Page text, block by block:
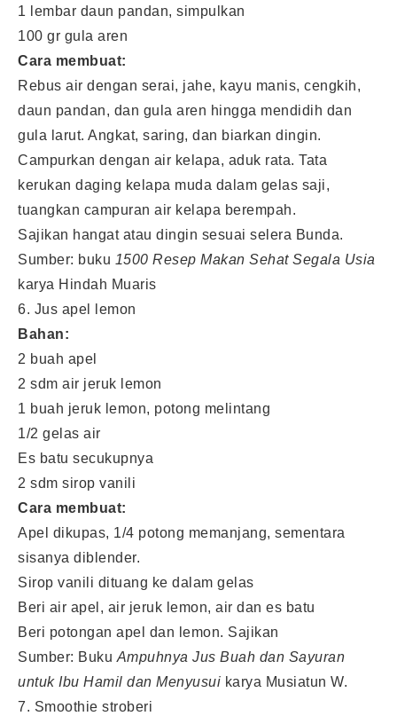
1 lembar daun pandan, simpulkan
100 gr gula aren
Cara membuat:
Rebus air dengan serai, jahe, kayu manis, cengkih,
daun pandan, dan gula aren hingga mendidih dan
gula larut. Angkat, saring, dan biarkan dingin.
Campurkan dengan air kelapa, aduk rata. Tata
kerukan daging kelapa muda dalam gelas saji,
tuangkan campuran air kelapa berempah.
Sajikan hangat atau dingin sesuai selera Bunda.
Sumber: buku 1500 Resep Makan Sehat Segala Usia
karya Hindah Muaris
6. Jus apel lemon
Bahan:
2 buah apel
2 sdm air jeruk lemon
1 buah jeruk lemon, potong melintang
1/2 gelas air
Es batu secukupnya
2 sdm sirop vanili
Cara membuat:
Apel dikupas, 1/4 potong memanjang, sementara
sisanya diblender.
Sirop vanili dituang ke dalam gelas
Beri air apel, air jeruk lemon, air dan es batu
Beri potongan apel dan lemon. Sajikan
Sumber: Buku Ampuhnya Jus Buah dan Sayuran
untuk Ibu Hamil dan Menyusui karya Musiatun W.
7. Smoothie stroberi